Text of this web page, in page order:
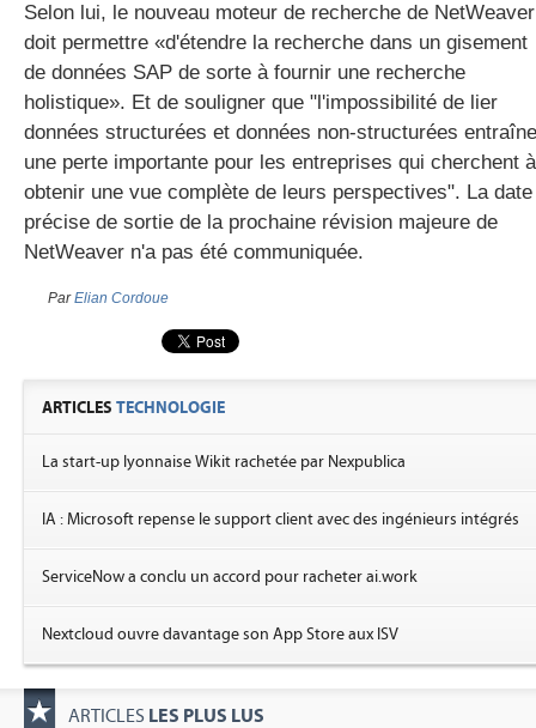
Selon lui, le nouveau moteur de recherche de NetWeaver
doit permettre «d'étendre la recherche dans un gisement
de données SAP de sorte à fournir une recherche
holistique». Et de souligner que "l'impossibilité de lier
données structurées et données non-structurées entraîne
une perte importante pour les entreprises qui cherchent à
obtenir une vue complète de leurs perspectives". La date
précise de sortie de la prochaine révision majeure de
NetWeaver n'a pas été communiquée.
ParElian Cordoue
ARTICLES TECHNOLOGIE
La start-up lyonnaise Wikit rachetée par Nexpublica
IA : Microsoft repense le support client avec des ingénieurs intégrés
ServiceNow a conclu un accord pour racheter ai.work
Nextcloud ouvre davantage son App Store aux ISV
ARTICLES LES PLUS LUS